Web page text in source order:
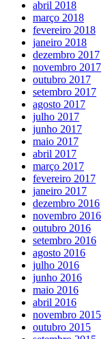
abril 2018
março 2018
fevereiro 2018
janeiro 2018
dezembro 2017
novembro 2017
outubro 2017
setembro 2017
agosto 2017
julho 2017
junho 2017
maio 2017
abril 2017
março 2017
fevereiro 2017
janeiro 2017
dezembro 2016
novembro 2016
outubro 2016
setembro 2016
agosto 2016
julho 2016
junho 2016
maio 2016
abril 2016
novembro 2015
outubro 2015